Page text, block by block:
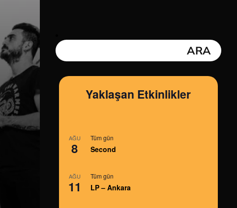
Yaklaşan Etkinlikler
AĞU
8
Tüm gün
Second
AĞU
11
Tüm gün
LP – Ankara